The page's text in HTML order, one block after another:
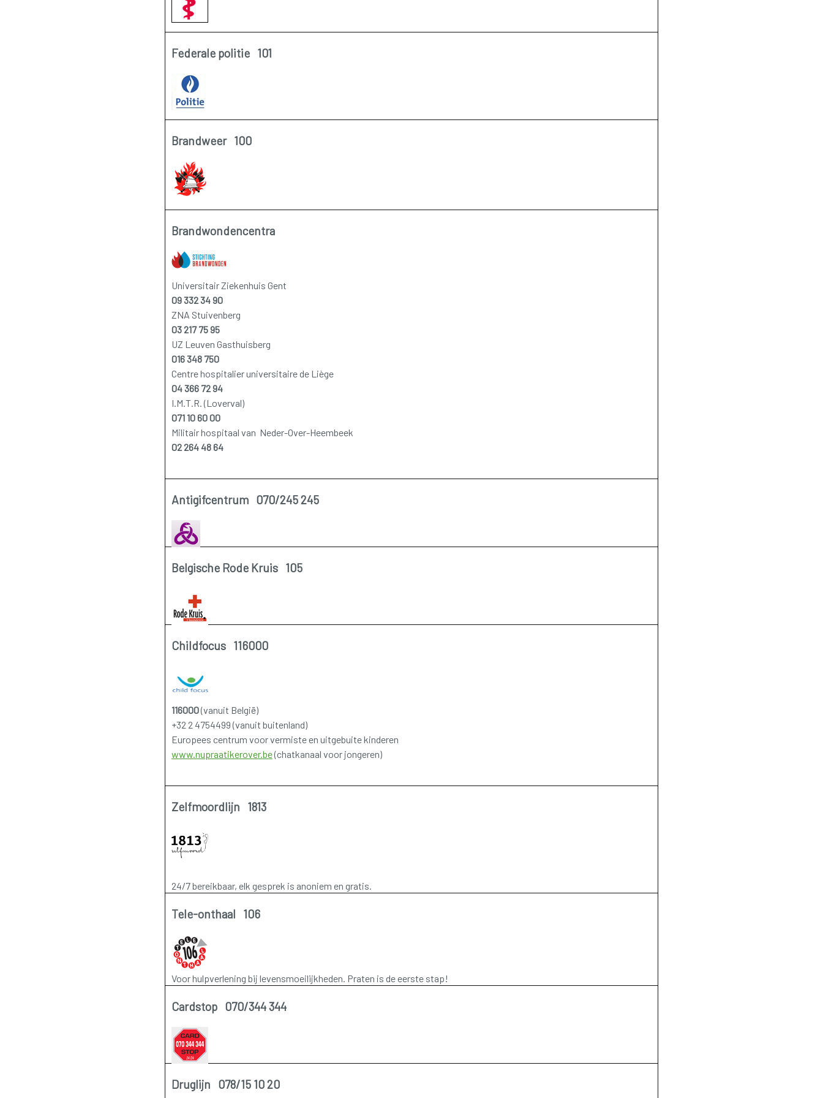
Federale politie 101
Brandweer 100
Brandwondencentra
Universitair Ziekenhuis Gent
09 332 34 90
ZNA Stuivenberg
03 217 75 95
UZ Leuven Gasthuisberg
016 348 750
Centre hospitalier universitaire de Liège
04 366 72 94
I.M.T.R. (Loverval)
071 10 60 00
Militair hospitaal van Neder-Over-Heembeek
02 264 48 64
Antigifcentrum 070/245 245
Belgische Rode Kruis 105
Childfocus 116000
116000(vanuit België)
+32 2 4754499 (vanuit buitenland)
Europees centrum voor vermiste en uitgebuite kinderen
www.nupraatikerover.be(chatkanaal voor jongeren)
Zelfmoordlijn 1813
24/7 bereikbaar, elk gesprek is anoniem en gratis.
Tele-onthaal 106
Voor hulpverlening bij levensmoeilijkheden. Praten is de eerste stap!
Cardstop 070/344 344
Druglijn 078/15 10 20